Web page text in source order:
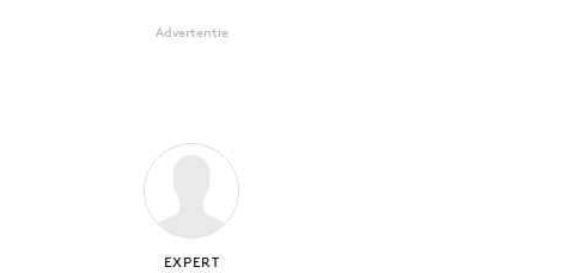
Advertentie
EXPERT